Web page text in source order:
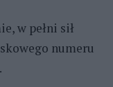
w pełni sił
numeru